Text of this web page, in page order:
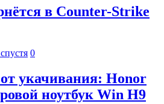
в Counter-Strike
0
укачивания: Honor
ноутбук Win H9